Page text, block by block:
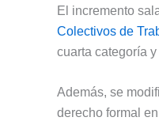
El incremento
Colectivos de
cuarta categoría
Además, se
derecho formal